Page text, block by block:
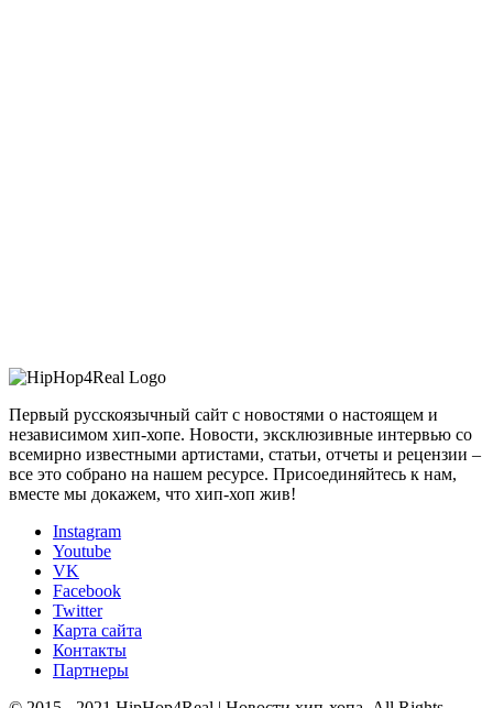
Первый русскоязычный сайт с новостями о настоящем и
независимом хип-хопе. Новости, эксклюзивные интервью со
всемирно известными артистами, статьи, отчеты и рецензии –
все это собрано на нашем ресурсе. Присоединяйтесь к нам,
вместе мы докажем, что хип-хоп жив!
Instagram
Youtube
VK
Facebook
Twitter
Карта сайта
Контакты
Партнеры